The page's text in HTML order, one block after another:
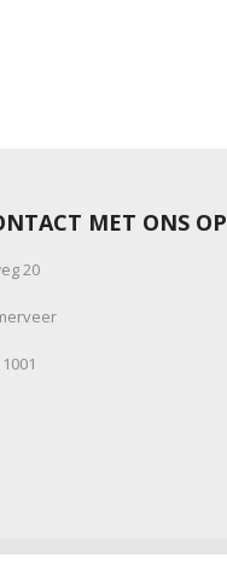
MET ONS OP
20